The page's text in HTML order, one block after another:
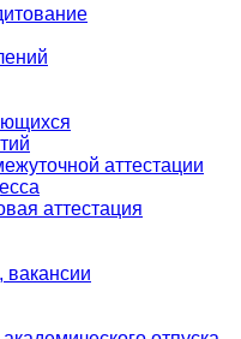
аттестации
аттестация
вакансии